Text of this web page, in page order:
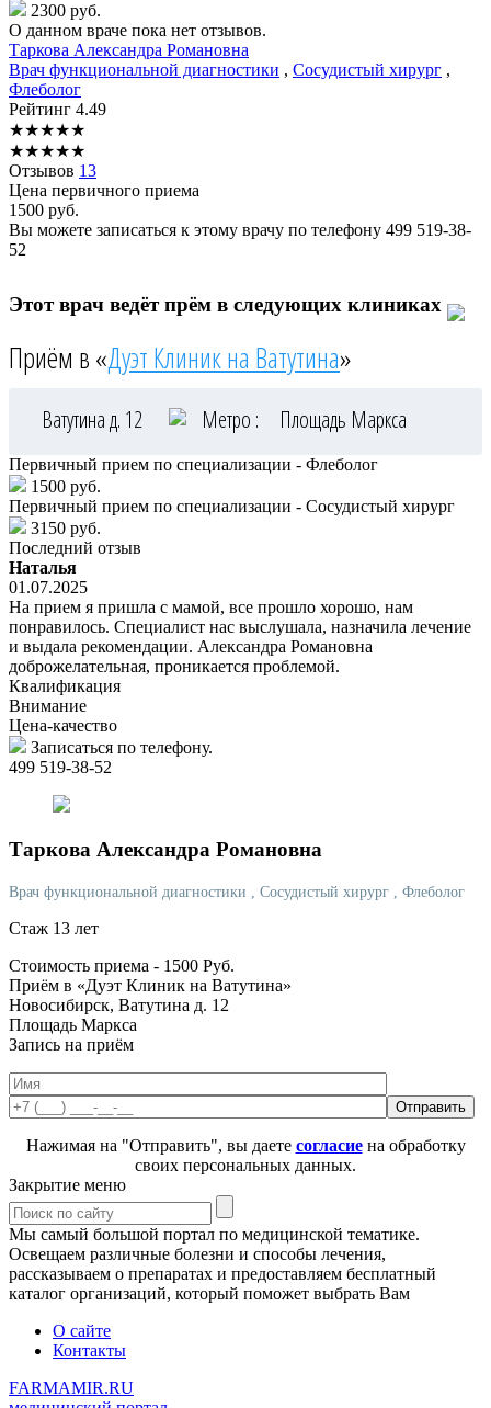
2300 руб.
О данном враче пока нет отзывов.
Таркова Александра Романовна
Врач функциональной диагностики , Сосудистый хирург ,
Флеболог
Рейтинг 4.49
★★★★★
★★★★★
Отзывов 13
Цена первичного приема
1500 руб.
Вы можете записаться к этому врачу по телефону 499 519-38-
52
Этот врач ведёт прём в следующих клиниках
Приём в «Дуэт Клиник на Ватутина»
Ватутина д. 12 Метро : Площадь Маркса
Первичный прием по специализации - Флеболог
1500 руб.
Первичный прием по специализации - Сосудистый хирург
3150 руб.
Последний отзыв
Наталья
01.07.2025
На прием я пришла с мамой, все прошло хорошо, нам
понравилось. Специалист нас выслушала, назначила лечение
и выдала рекомендации. Александра Романовна
доброжелательная, проникается проблемой.
Квалификация
Внимание
Цена-качество
Записаться по телефону.
499 519-38-52
Таркова Александра Романовна
Врач функциональной диагностики , Сосудистый хирург , Флеболог
Стаж 13 лет
Стоимость приема - 1500 Руб.
Приём в «Дуэт Клиник на Ватутина»
Новосибирск, Ватутина д. 12
Площадь Маркса
Запись на приём
Нажимая на "Отправить", вы даете согласиена обработку
своих персональных данных.
Закрытие меню
Мы самый большой портал по медицинской тематике.
Освещаем различные болезни и способы лечения,
рассказываем о препаратах и предоставляем бесплатный
каталог организаций, который поможет выбрать Вам
О сайте
Контакты
FARMAMIR.RU